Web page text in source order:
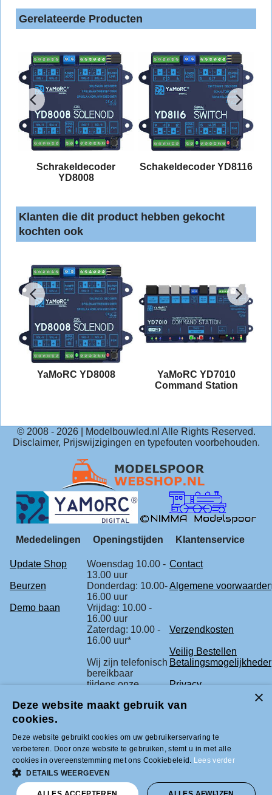
Gerelateerde Producten
Schrakeldecoder
YD8008
Schakeldecoder YD8116
Klanten die dit product hebben gekocht
kochten ook
YaMoRC YD8008
YaMoRC YD7010
Command Station
© 2008 - 2026| Modelbouwled.nl Alle Rights Reserved.
Disclaimer, Prijswijzigingen en typefouten voorbehouden.
Mededelingen Openingstijden Klantenservice
Update Shop
Woensdag 10.00 -
13.00 uur
Contact
Beurzen
Donderdag: 10.00-
16.00 uur
Algemene voorwaarden
Demo baan
Vrijdag: 10.00 -
16.00 uur
Zaterdag: 10.00 -
16.00 uur*
Verzendkosten
Veilig Bestellen
Wij zijn telefonisch
bereikbaar
tijdens onze
Privacy
Retourbeleid
onze beurs
agenda.
Tel +31 (0)33-2996333 |
Deze website maakt gebruik van
cookies.
Deze website gebruikt cookies om uw gebruikerservaring te
verbeteren. Door onze website te gebruiken, stemt u in met alle
cookies in overeenstemming met ons Cookiebeleid. Lees verder
DETAILS WEERGEVEN